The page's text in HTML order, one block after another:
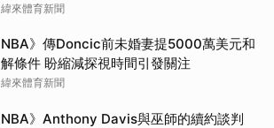
緯來體育新聞
NBA》傳Doncic前未婚妻提5000萬美元和
解條件 盼縮減探視時間引發關注
緯來體育新聞
NBA》Anthony Davis與巫師的續約談判